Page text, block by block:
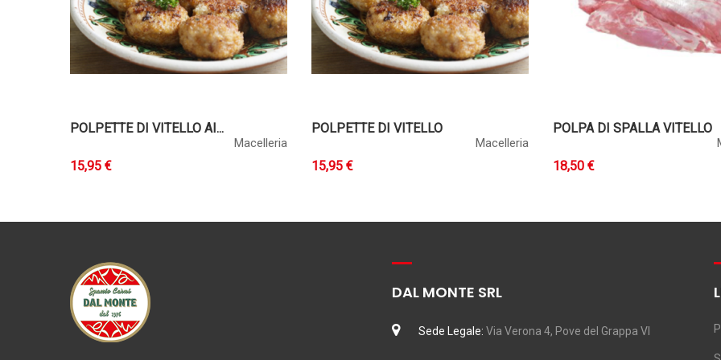
POLPETTE DI VITELLO AI...
Macelleria
15,95 €
POLPETTE DI VITELLO
Macelleria
15,95 €
POLPA DI SPALLA VITELLO
18,50 €
DAL MONTE SRL
Sede Legale: Via Verona 4, Pove del Grappa VI